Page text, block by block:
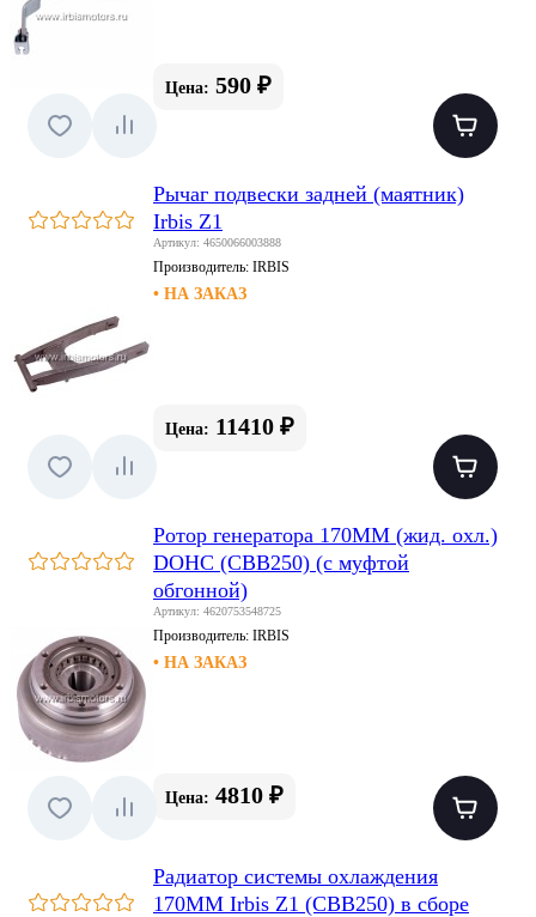
Цена: 590 ₽
Рычаг подвески задней (маятник)
Irbis Z1
Артикул: 4650066003888
Производитель: IRBIS
• НА ЗАКАЗ
Цена: 11410 ₽
Ротор генератора 170MM (жид. охл.)
DOHC (CBB250) (с муфтой
обгонной)
Артикул: 4620753548725
Производитель: IRBIS
• НА ЗАКАЗ
Цена: 4810 ₽
Радиатор системы охлаждения
170MM Irbis Z1 (CBB250) в сборе